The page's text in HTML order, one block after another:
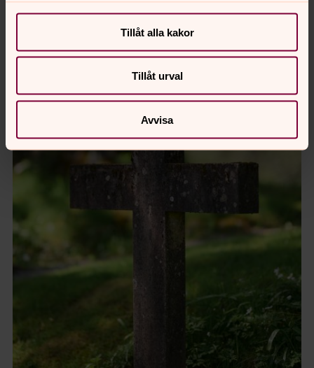
Tillåt alla kakor
Tillåt urval
Avvisa